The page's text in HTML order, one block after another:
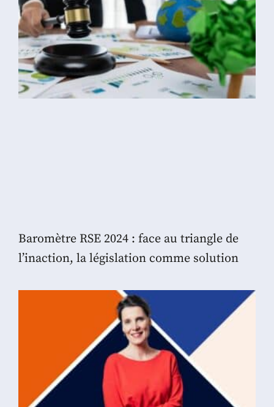
Baromètre RSE 2024 : face au triangle de
l’inaction, la législation comme solution